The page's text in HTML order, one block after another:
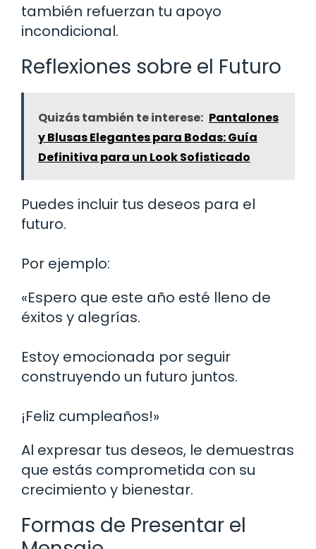
también refuerzan tu apoyo
incondicional.
Reflexiones sobre el Futuro
Quizás también te interese: Pantalones
y Blusas Elegantes para Bodas: Guía
Definitiva para un Look Sofisticado
Puedes incluir tus deseos para el
futuro.
Por ejemplo:
«Espero que este año esté lleno de
éxitos y alegrías.
Estoy emocionada por seguir
construyendo un futuro juntos.
¡Feliz cumpleaños!»
Al expresar tus deseos, le demuestras
que estás comprometida con su
crecimiento y bienestar.
Formas de Presentar el